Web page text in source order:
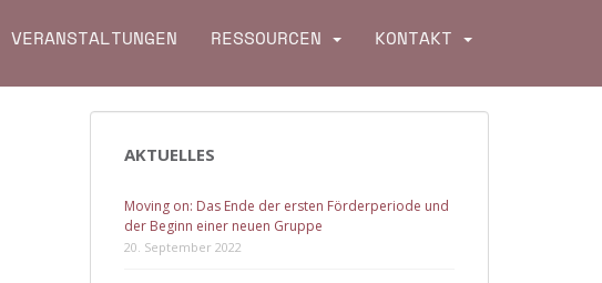
VERANSTALTUNGEN RESSOURCEN KONTAKT
AKTUELLES
Moving on: Das Ende der ersten Förderperiode und
der Beginn einer neuen Gruppe
20. September 2022